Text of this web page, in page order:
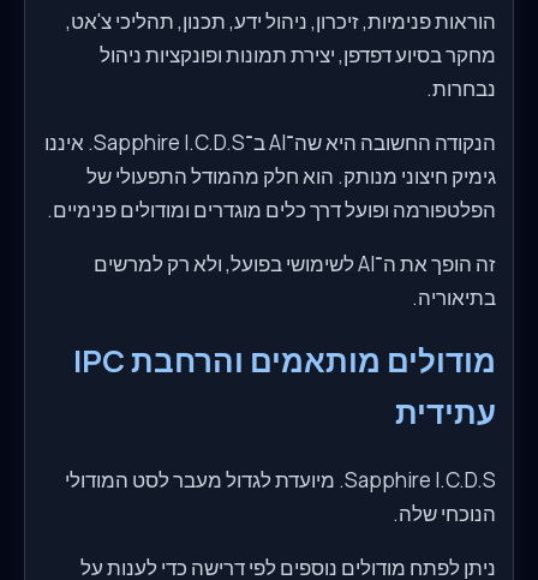
הוראות פנימיות, זיכרון, ניהול ידע, תכנון, תהליכי צ'אט,
מחקר בסיוע דפדפן, יצירת תמונות ופונקציות ניהול
נבחרות.
הנקודה החשובה היא שה־AI ב־Sapphire I.C.D.S. איננו
גימיק חיצוני מנותק. הוא חלק מהמודל התפעולי של
הפלטפורמה ופועל דרך כלים מוגדרים ומודולים פנימיים.
זה הופך את ה־AI לשימושי בפועל, ולא רק למרשים
בתיאוריה.
מודולים מותאמים והרחבת IPC
עתידית
Sapphire I.C.D.S. מיועדת לגדול מעבר לסט המודולי
הנוכחי שלה.
ניתן לפתח מודולים נוספים לפי דרישה כדי לענות על